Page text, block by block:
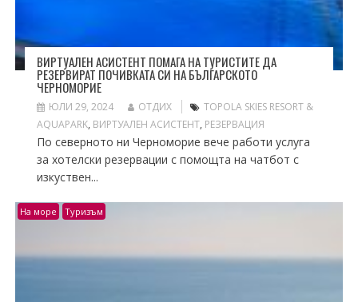
ВИРТУАЛЕН АСИСТЕНТ ПОМАГА НА ТУРИСТИТЕ ДА
РЕЗЕРВИРАТ ПОЧИВКАТА СИ НА БЪЛГАРСКОТО
ЧЕРНОМОРИЕ
ЮЛИ 29, 2024 ОТДИХ
TOPOLA SKIES RESORT &
AQUAPARK, ВИРТУАЛЕН АСИСТЕНТ, РЕЗЕРВАЦИЯ
По северното ни Черноморие вече работи услуга
за хотелски резервации с помощта на чатбот с
изкуствен...
На море Туризъм